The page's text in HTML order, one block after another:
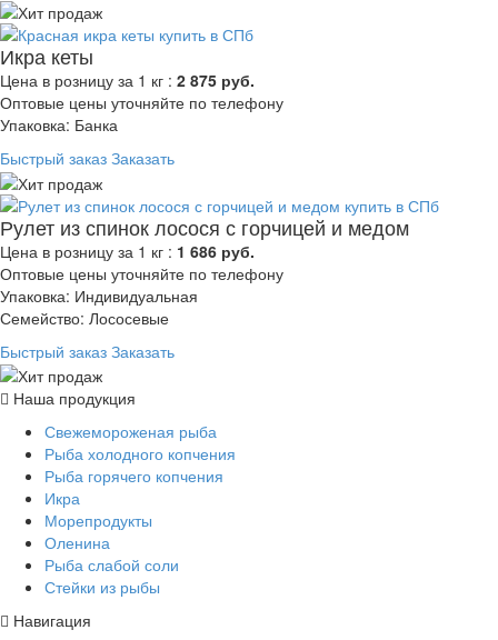
Икра кеты
Цена в розницу за 1 кг : 2 875 руб.
Оптовые цены уточняйте по телефону
Упаковка: Банка
Быстрый заказ Заказать
Рулет из спинок лосося с горчицей и медом
Цена в розницу за 1 кг : 1 686 руб.
Оптовые цены уточняйте по телефону
Упаковка: Индивидуальная
Семейство: Лососевые
Быстрый заказ Заказать
Наша продукция
Свежемороженая рыба
Рыба холодного копчения
Рыба горячего копчения
Икра
Морепродукты
Оленина
Рыба слабой соли
Стейки из рыбы
Навигация